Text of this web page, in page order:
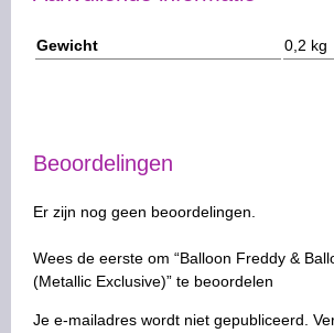
Gewicht 0,2 kg
Beoordelingen
Er zijn nog geen beoordelingen.
Wees de eerste om “Balloon Freddy &
(Metallic Exclusive)” te beoordelen
Je e-mailadres wordt niet gepubliceerd.